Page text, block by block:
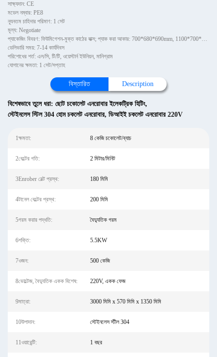
সাক্ষ্যদান: CE
মডেল নম্বার: PE8
ন্যূনতম চাহিদার পরিমাণ: 1 সেট
মূল্য: Negotiate
প্যাকেজিং বিবরণ: ফিউমিগেশন-মুক্ত কাঠের বাক্স; প্যাক করা আকার: 700*680*690mm, 1100*700*660mm, 3350*860*1180mm
ডেলিভারি সময়: 7-14 কার্যদিবস
পরিশোধের শর্ত: এল/সি, টি/টি, ওয়েস্টার্ন ইউনিয়ন, মানিগ্রাম
যোগানের ক্ষমতা: 1 সেট/সপ্তাহ
বিস্তারিত Description
বিশেষভাবে তুলে ধরা: ছোট চকোলেট এনরোবার ইলেকট্রিক হিটিং,
স্টেইনলেস স্টিল 304 হোম চকলেট এনরোবার, ডিআইই চকলেট এনরোবার 220V
1ক্ষমতা: 8 কেজি চকোলেট/ব্যাচ
2বেল্টের গতি: 2 মিটার/মিনিট
3Enrober বেল্ট প্রস্থ: 180 মিমি
4টানেল বেল্টের প্রস্থ: 200 মিমি
5গরম করার পদ্ধতি: বৈদ্যুতিক গরম
6শক্তি: 5.5KW
7ওজন: 500 কেজি
8ভোল্টেজ, বৈদ্যুতিক একক বিশেষ: 220V, একক ফেজ
9মাত্রা: 3000 মিমি x 570 মিমি x 1350 মিমি
10উপাদান: স্টেইনলেস স্টীল 304
11ওয়ারেন্টি: 1 বছর